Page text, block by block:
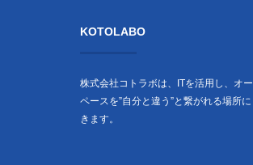
KOTOLABO
株式会社コトラボは、ITを活用し、オ
ペースを”自分と違う”と繋がれる場所
きます。